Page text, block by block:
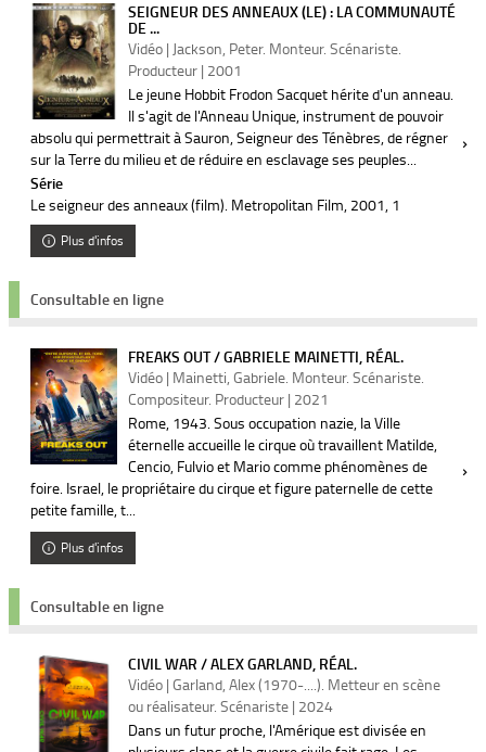
SEIGNEUR DES ANNEAUX (LE) : LA COMMUNAUTÉ
DE ...
Vidéo | Jackson, Peter. Monteur. Scénariste.
Producteur | 2001
Le jeune Hobbit Frodon Sacquet hérite d'un anneau.
Il s'agit de l'Anneau Unique, instrument de pouvoir
absolu qui permettrait à Sauron, Seigneur des Ténèbres, de régner
sur la Terre du milieu et de réduire en esclavage ses peuples...
Série
Le seigneur des anneaux (film). Metropolitan Film, 2001, 1
Plus d'infos
Consultable en ligne
FREAKS OUT / GABRIELE MAINETTI, RÉAL.
Vidéo | Mainetti, Gabriele. Monteur. Scénariste.
Compositeur. Producteur | 2021
Rome, 1943. Sous occupation nazie, la Ville
éternelle accueille le cirque où travaillent Matilde,
Cencio, Fulvio et Mario comme phénomènes de
foire. Israel, le propriétaire du cirque et figure paternelle de cette
petite famille, t...
Plus d'infos
Consultable en ligne
CIVIL WAR / ALEX GARLAND, RÉAL.
Vidéo | Garland, Alex (1970-....). Metteur en scène
ou réalisateur. Scénariste | 2024
Dans un futur proche, l'Amérique est divisée en